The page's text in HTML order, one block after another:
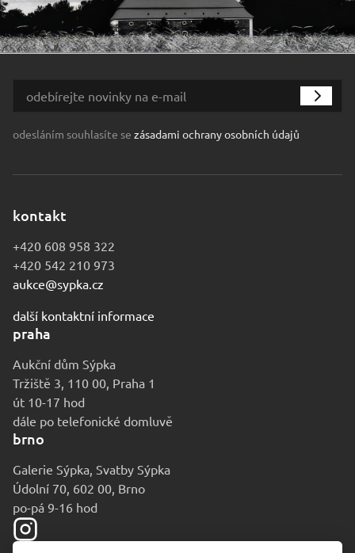
odesláním souhlasíte se zásadami ochrany osobních údajů
kontakt
+420 608 958 322
+420 542 210 973
aukce@sypka.cz
další kontaktní informace
praha
Aukční dům Sýpka
Tržiště 3, 110 00, Praha 1
út 10-17 hod
dále po telefonické domluvě
brno
Galerie Sýpka, Svatby Sýpka
Údolní 70, 602 00, Brno
po-pá 9-16 hod